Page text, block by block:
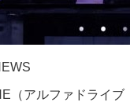
（アルファドライブ